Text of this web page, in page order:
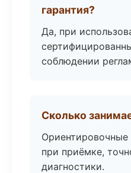
гарантия?
Да, при
соблюдении
Сколько
при приёмке,
диагностики.